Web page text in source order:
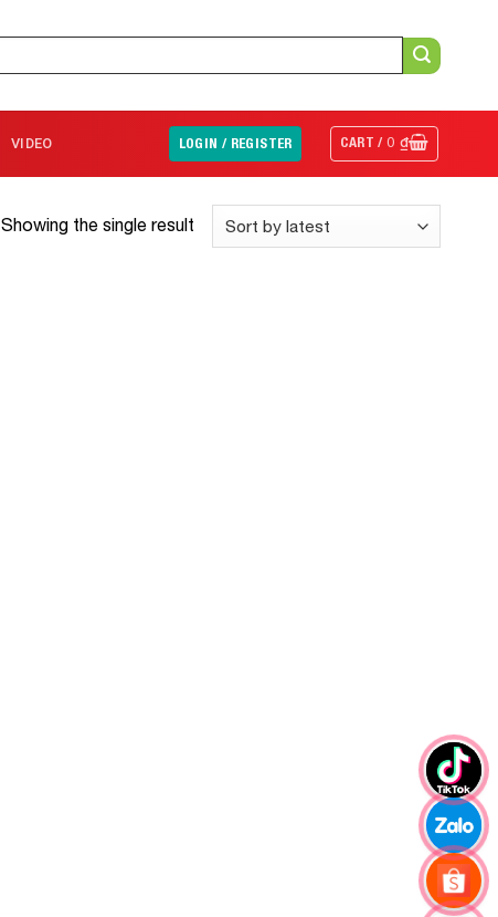
VIDEO LOGIN / REGISTER CART /0₫
Showing the single result